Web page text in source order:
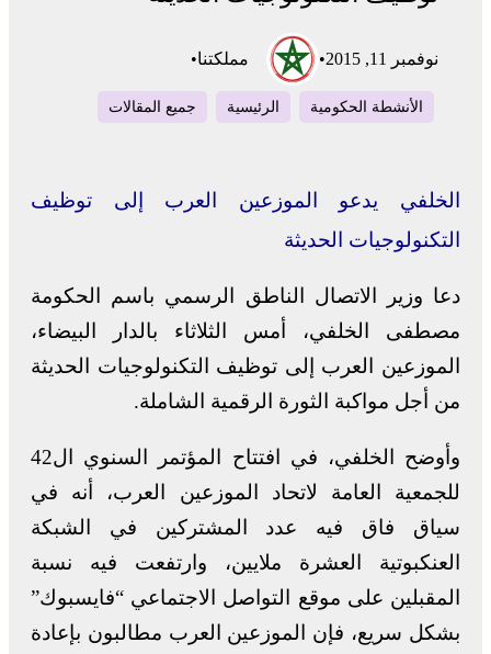
نوفمبر 11, 2015 • مملكتنا•
الأنشطة الحكومية الرئيسية جميع المقالات
الخلفي يدعو الموزعين العرب إلى توظيف
التكنولوجيات الحديثة
دعا وزير الاتصال الناطق الرسمي باسم الحكومة
مصطفى الخلفي، أمس الثلاثاء بالدار البيضاء،
الموزعين العرب إلى توظيف التكنولوجيات الحديثة
من أجل مواكبة الثورة الرقمية الشاملة.
وأوضح الخلفي، في افتتاح المؤتمر السنوي ال42
للجمعية العامة لاتحاد الموزعين العرب، أنه في
سياق فاق فيه عدد المشتركين في الشبكة
العنكبوتية العشرة ملايين، وارتفعت فيه نسبة
المقبلين على موقع التواصل الاجتماعي “فايسبوك”
بشكل سريع، فإن الموزعين العرب مطالبون بإعادة